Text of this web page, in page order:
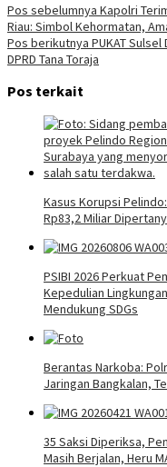
Navigasi
pos
Pos sebelumnya Kapolri
Riau: Simbol Kehormatan,
Pos berikutnya PUKAT
DPRD Tana Toraja
Pos terkait
Kasus Korupsi
Rp83,2 Miliar
PSIBI 2026 Perkuat
Kepedulian
Mendukung SDGs
Berantas Narkoba:
Jaringan Bangkalan,
35 Saksi Diperiksa,
Masih Berjalan, Heru